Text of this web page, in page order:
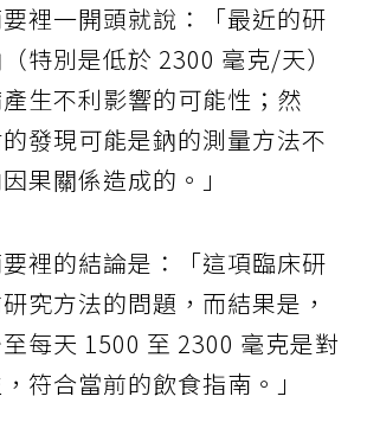
裡一開頭就說：「最近的研
特別是低於 2300 毫克/天）
生不利影響的可能性；然
發現可能是鈉的測量方法不
果關係造成的。」
裡的結論是：「這項臨床研
究方法的問題，而結果是，
每天 1500 至 2300 毫克是對
符合當前的飲食指南。」